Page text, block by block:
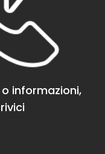
informazioni,